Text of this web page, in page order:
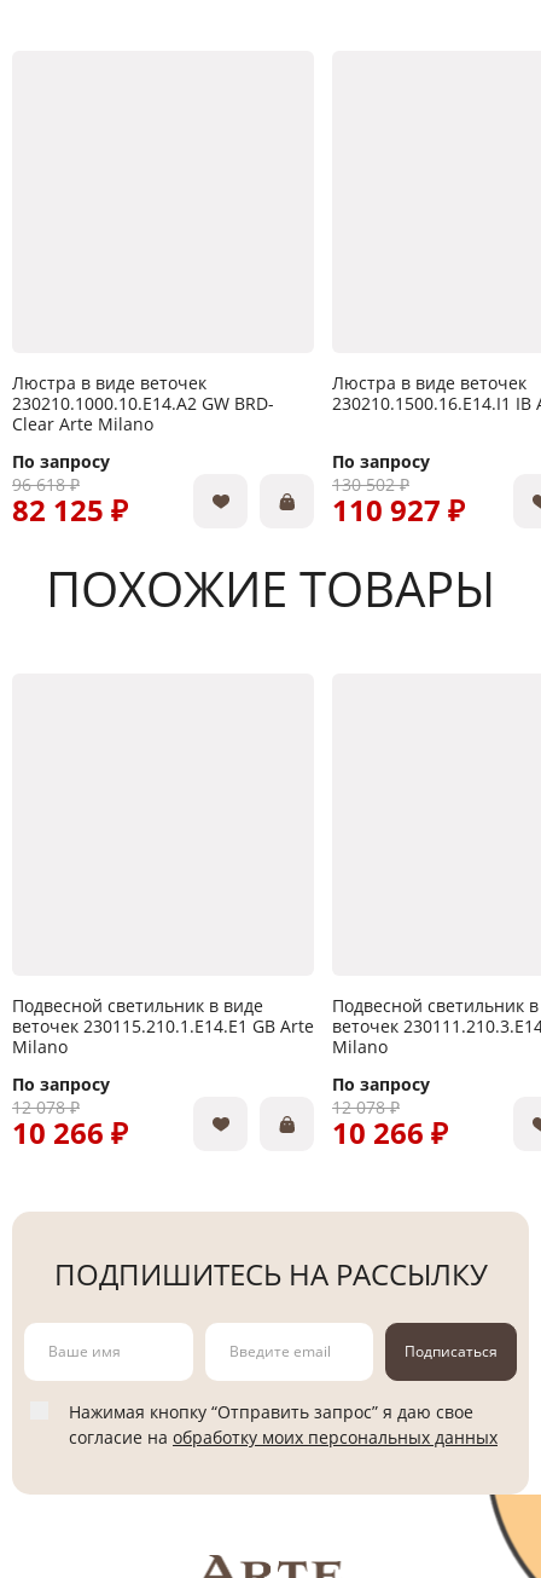
Люстра в виде веточек
230210.1000.10.E14.A2 GW BRD-
Clear Arte Milano
По запросу
96 618 ₽
82 125 ₽
Люстра в виде веточек
230210.1500.16.E14.I1
По запросу
130 502 ₽
110 927 ₽
ПОХОЖИЕ ТОВАРЫ
Подвесной светильник в виде
веточек 230115.210.1.E14.E1 GB Arte
Milano
По запросу
12 078 ₽
10 266 ₽
Подвесной светильник
веточек
Milano
По запросу
12 078 ₽
10 266 ₽
ПОДПИШИТЕСЬ НА РАССЫЛКУ
Подписаться
Нажимая кнопку “Отправить запрос” я даю свое
согласие на обработку моих персональных данных